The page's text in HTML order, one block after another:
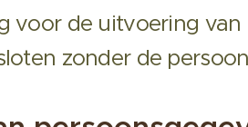
voor de uitvoering
zonder de